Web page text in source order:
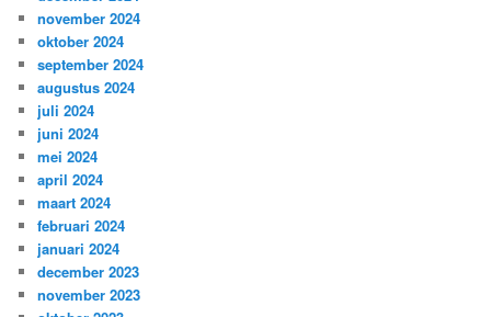
november 2024
oktober 2024
september 2024
augustus 2024
juli 2024
juni 2024
mei 2024
april 2024
maart 2024
februari 2024
januari 2024
december 2023
november 2023